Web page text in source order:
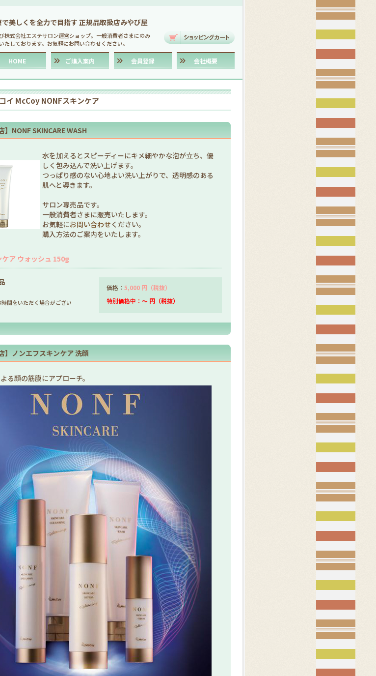
で美しくを全力で目指す 正規品取扱店みやび屋
株式会社エステサロン運営ショップ。一般消費者さまにのみ
たしております。お気軽にお問い合わせください。
HOME ご購入案内 会員登録 会社概要
イ McCoy NONFスキンケア
】NONF SKINCARE WASH
水を加えるとスピーディーにキメ細やかな泡が立ち、優
しく包み込んで洗い上げます。
つっぱり感のない心地よい洗い上がりで、透明感のある
肌へと導きます。
サロン専売品です。
一般消費者さまに販売いたします。
お気軽にお問い合わせください。
購入方法のご案内をいたします。
ケア ウォッシュ 150g
間をいただく場合がござい
価格： 5,000 円（税抜）
特別価格中： ～ 円（税抜）
】ノンエフスキンケア 洗顔
る顔の筋膜にアプローチ。